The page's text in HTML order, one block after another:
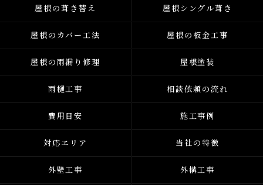
屋根の葺き替え 屋根シングル葺き
屋根のカバー工法 屋根の板金工事
屋根の雨漏り修理 屋根塗装
雨樋工事 相談依頼の流れ
費用目安 施工事例
対応エリア 当社の特徴
外壁工事 外構工事